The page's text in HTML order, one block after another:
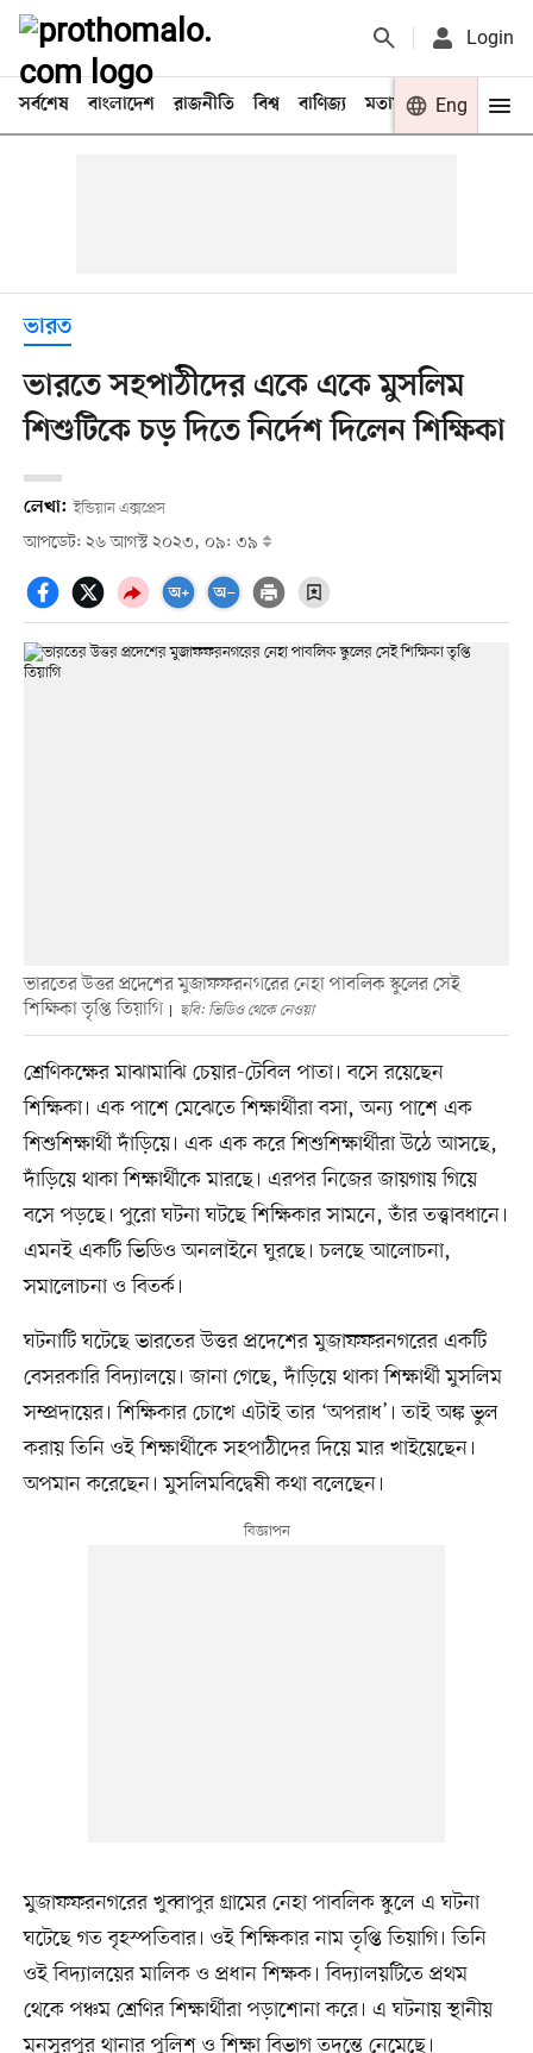
Login
সর্বশেষ বাংলাদেশ রাজনীতি বিশ্ব বাণিজ্য মতামত খেলা
Eng
ভারত
ভারতে সহপাঠীদের একে একে মুসলিম
শিশুটিকে চড় দিতে নির্দেশ দিলেন শিক্ষিকা
লেখা: ইন্ডিয়ান এক্সপ্রেস
আপডেট: ২৬ আগস্ট ২০২৩, ০৯: ৩৯
ভারতের উত্তর প্রদেশের মুজাফফরনগরের নেহা পাবলিক স্কুলের সেই
শিক্ষিকা তৃপ্তি তিয়াগি
ছবি: ভিডিও থেকে নেওয়া
শ্রেণিকক্ষের মাঝামাঝি চেয়ার-টেবিল পাতা। বসে রয়েছেন
শিক্ষিকা। এক পাশে মেঝেতে শিক্ষার্থীরা বসা, অন্য পাশে এক
শিশুশিক্ষার্থী দাঁড়িয়ে। এক এক করে শিশুশিক্ষার্থীরা উঠে আসছে,
দাঁড়িয়ে থাকা শিক্ষার্থীকে মারছে। এরপর নিজের জায়গায় গিয়ে
বসে পড়ছে। পুরো ঘটনা ঘটছে শিক্ষিকার সামনে, তাঁর তত্ত্বাবধানে।
এমনই একটি ভিডিও অনলাইনে ঘুরছে। চলছে আলোচনা,
সমালোচনা ও বিতর্ক।
ঘটনাটি ঘটেছে ভারতের উত্তর প্রদেশের মুজাফফরনগরের একটি
বেসরকারি বিদ্যালয়ে। জানা গেছে, দাঁড়িয়ে থাকা শিক্ষার্থী মুসলিম
সম্প্রদায়ের। শিক্ষিকার চোখে এটাই তার ‘অপরাধ’। তাই অঙ্ক ভুল
করায় তিনি ওই শিক্ষার্থীকে সহপাঠীদের দিয়ে মার খাইয়েছেন।
অপমান করেছেন। মুসলিমবিদ্বেষী কথা বলেছেন।
মুজাফফরনগরের খুব্বাপুর গ্রামের নেহা পাবলিক স্কুলে এ ঘটনা
ঘটেছে গত বৃহস্পতিবার। ওই শিক্ষিকার নাম তৃপ্তি তিয়াগি। তিনি
ওই বিদ্যালয়ের মালিক ও প্রধান শিক্ষক। বিদ্যালয়টিতে প্রথম
থেকে পঞ্চম শ্রেণির শিক্ষার্থীরা পড়াশোনা করে। এ ঘটনায় স্থানীয়
মনসুরপুর থানার পুলিশ ও শিক্ষা বিভাগ তদন্তে নেমেছে।